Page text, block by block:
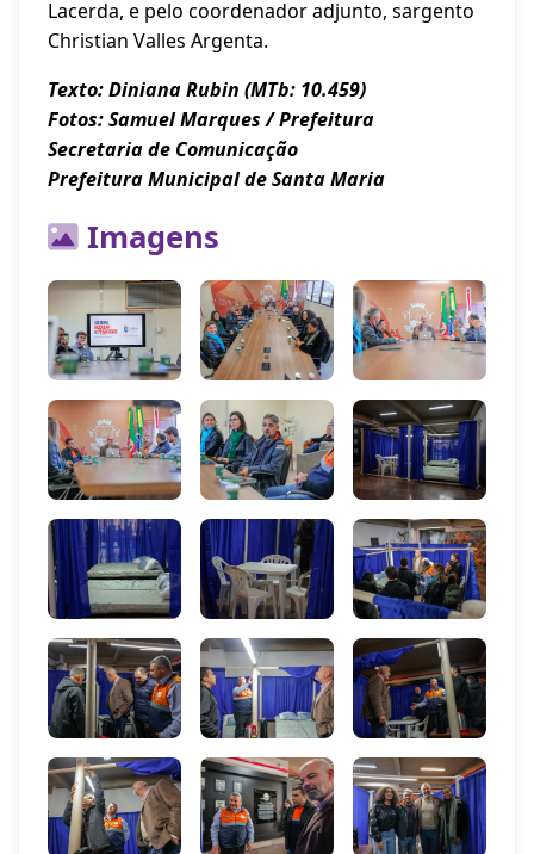
Lacerda, e pelo coordenador adjunto, sargento
Christian Valles Argenta.
Texto: Diniana Rubin (MTb: 10.459)
Fotos: Samuel Marques / Prefeitura
Secretaria de Comunicação
Prefeitura Municipal de Santa Maria
Imagens